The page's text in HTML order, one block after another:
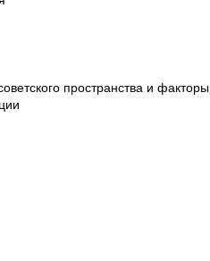
пространства и факторы,